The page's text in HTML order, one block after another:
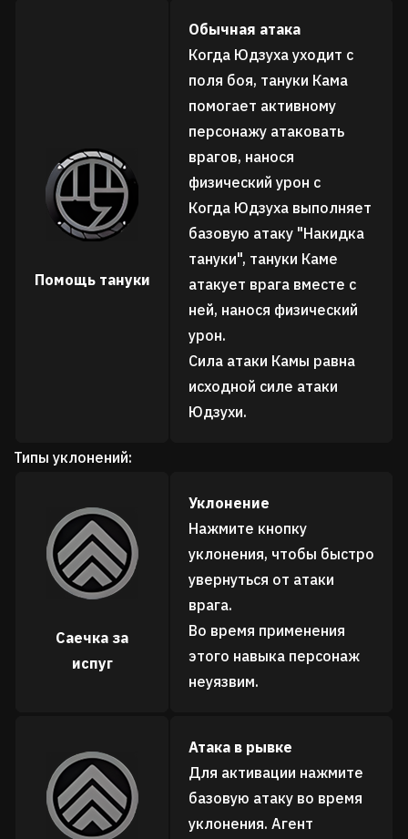
Помощь тануки
Обычная атака
Когда Юдзуха уходит с
поля боя, тануки Кама
помогает активному
персонажу атаковать
врагов, нанося
физический урон с
Когда Юдзуха выполняет
базовую атаку "Накидка
тануки", тануки Каме
атакует врага вместе с
ней, нанося физический
урон.
Сила атаки Камы равна
исходной силе атаки
Юдзухи.
Типы уклонений:
Саечка за
испуг
Уклонение
Нажмите кнопку
уклонения, чтобы быстро
увернуться от атаки
врага.
Во время применения
этого навыка персонаж
неуязвим.
Атака в рывке
Для активации нажмите
базовую атаку во время
уклонения. Агент